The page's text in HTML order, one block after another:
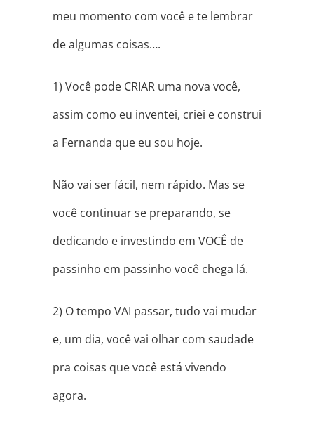
meu momento com você e te lembrar
de algumas coisas….
1) Você pode CRIAR uma nova você,
assim como eu inventei, criei e construi
a Fernanda que eu sou hoje.
Não vai ser fácil, nem rápido. Mas se
você continuar se preparando, se
dedicando e investindo em VOCÊ de
passinho em passinho você chega lá.
2) O tempo VAI passar, tudo vai mudar
e, um dia, você vai olhar com saudade
pra coisas que você está vivendo
agora.